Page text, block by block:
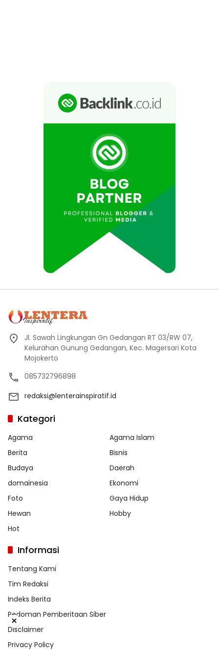
Jl. Sawah Lingkungan Gn Gedangan RT 03/RW 07,
Kelurahan Gunung Gedangan, Kec. Magersari Kota
Mojokerto
085732796898
redaksi@lenterainspiratif.id
Kategori
Agama
Agama Islam
Berita
Bisnis
Budaya
Daerah
domainesia
Ekonomi
Foto
Gaya Hidup
Hewan
Hobby
Hot
Informasi
Tentang Kami
Tim Redaksi
Indeks Berita
Pedoman Pemberitaan Siber
Disclaimer
Privacy Policy
×